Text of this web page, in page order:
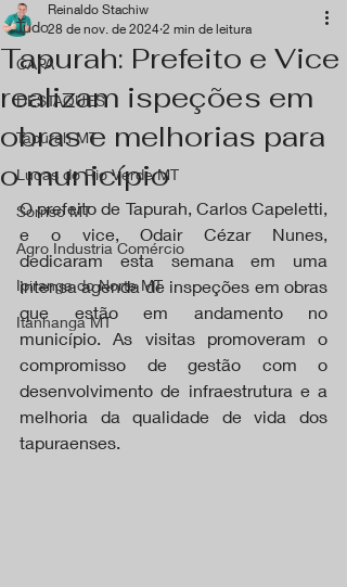
Tudo
CAPA
DESTAQUES
Tapurah MT
Lucas do Rio Verde MT
Sorriso MT
Agro Industria Comércio
Ipiranga do Norte MT
Itanhangá MT
Tapurah: Prefeito e Vice
realizam ispeções em
obras e melhorias para
o município
Reinaldo Stachiw
28 de nov. de 2024 2 min de leitura
O prefeito de Tapurah, Carlos Capeletti,
e o vice, Odair Cézar Nunes,
dedicaram esta semana em uma
intensa agenda de inspeções em obras
que estão em andamento no
município. As visitas promoveram o
compromisso de gestão com o
desenvolvimento de infraestrutura e a
melhoria da qualidade de vida dos
tapuraenses.